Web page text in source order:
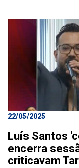
22/05/2025
Luís Santos
encerra
criticavam